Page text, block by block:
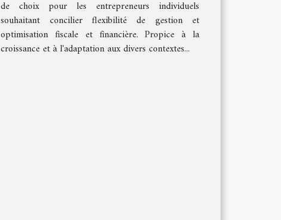
de choix pour les entrepreneurs individuels
souhaitant concilier flexibilité de gestion et
optimisation fiscale et financière. Propice à la
croissance et à l'adaptation aux divers contextes...